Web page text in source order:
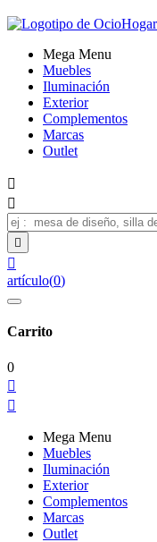
Mega Menu
Muebles
Iluminación
Exterior
Complementos
Marcas
Outlet




artículo(0)
Carrito
0


Mega Menu
Muebles
Iluminación
Exterior
Complementos
Marcas
Outlet